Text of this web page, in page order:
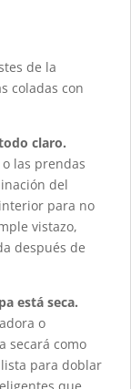
de la
coladas con
claro.
las prendas
del
para no
vistazo,
después de
está seca.
o
secará como
para doblar